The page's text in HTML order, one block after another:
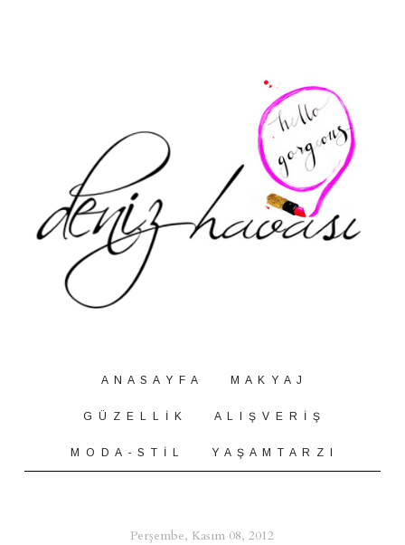
A N A S A Y F A M A K Y A J
G Ü Z E L L İ K A L I Ş V E R İ Ş
M O D A - S T İ L Y A Ş A M T A R Z I
Perşembe, Kasım 08, 2012